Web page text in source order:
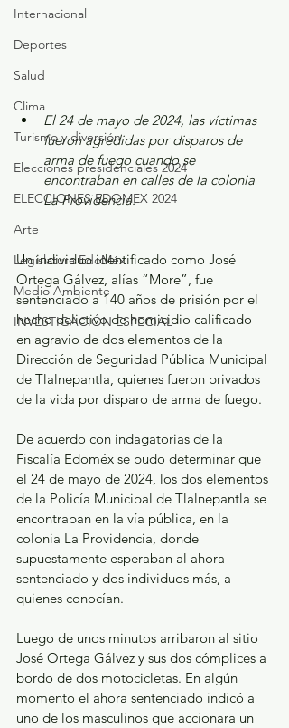
Internacional
Deportes
Salud
Clima
Turismo y diversión
Elecciones presidenciales 2024
ELECCIONES EDOMEX 2024
Arte
Legislatura EdoMéx
Medio Ambiente
INVESTIGACIÓN ESPECIAL
El 24 de mayo de 2024, las víctimas
fueron agredidas por disparos de
arma de fuego cuando se
encontraban en calles de la colonia
La Providencia.
Un individuo identificado como José
Ortega Gálvez, alías “More”, fue
sentenciado a 140 años de prisión por el
hecho delictivo de homicidio calificado
en agravio de dos elementos de la
Dirección de Seguridad Pública Municipal
de Tlalnepantla, quienes fueron privados
de la vida por disparo de arma de fuego.
De acuerdo con indagatorias de la
Fiscalía Edoméx se pudo determinar que
el 24 de mayo de 2024, los dos elementos
de la Policía Municipal de Tlalnepantla se
encontraban en la vía pública, en la
colonia La Providencia, donde
supuestamente esperaban al ahora
sentenciado y dos individuos más, a
quienes conocían.
Luego de unos minutos arribaron al sitio
José Ortega Gálvez y sus dos cómplices a
bordo de dos motocicletas. En algún
momento el ahora sentenciado indicó a
uno de los masculinos que accionara un